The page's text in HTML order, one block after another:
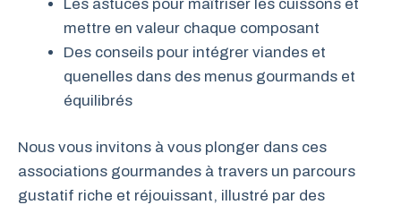
Les astuces pour maîtriser les cuissons et
mettre en valeur chaque composant
Des conseils pour intégrer viandes et
quenelles dans des menus gourmands et
équilibrés
Nous vous invitons à vous plonger dans ces
associations gourmandes à travers un parcours
gustatif riche et réjouissant, illustré par des